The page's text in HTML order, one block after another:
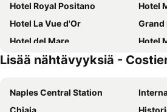
Hotel Royal Positano
Hotel
Hotel La Vue d'Or
Grand
Hotel del Mare
Hotel
Hotel Michelangelo
Hotel
Hotel Rivage
Grand
Lisää nähtävyyksiä -
Naples Central Station
Chiaia